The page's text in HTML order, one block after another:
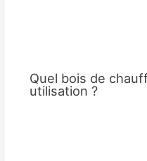
Quel bois de
utilisation ?